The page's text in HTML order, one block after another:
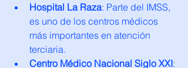
Hospital La Raza: Parte del IMSS,
es uno de los centros médicos
más importantes en atención
terciaria.
Centro Médico Nacional Siglo XXI: